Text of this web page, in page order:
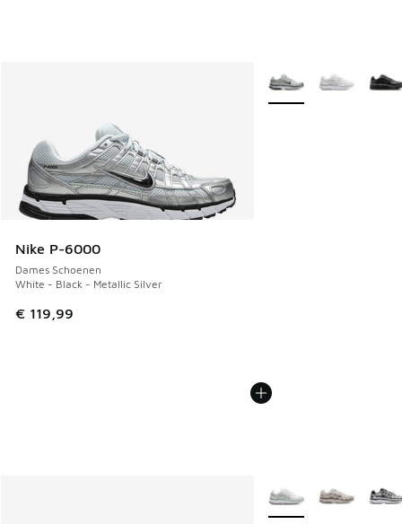
Nike P-6000
Dames Schoenen
White - Black - Metallic Silver
€ 119,99
Meer kleuren
Meer kleuren